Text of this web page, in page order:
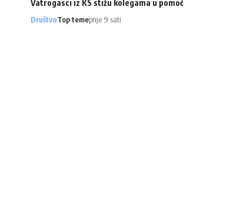
Vatrogasci iz KS stižu kolegama u pomoć
DruštvoTop temeprije 9 sati